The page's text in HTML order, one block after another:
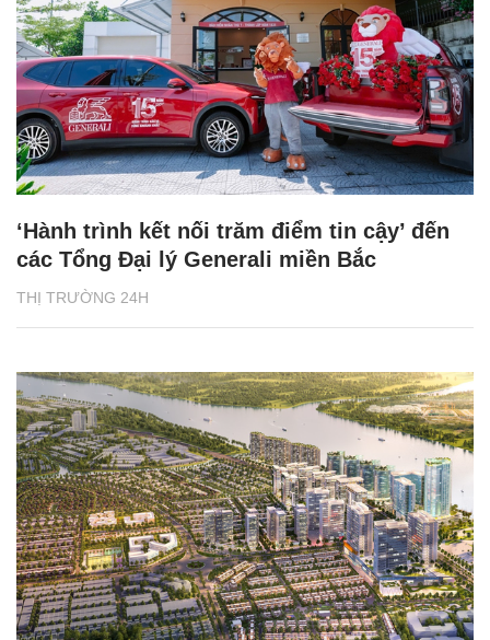
THỊ TRƯỜNG 24H
‘Hành trình kết nối trăm điểm tin cậy’ đến
các Tổng Đại lý Generali miền Bắc